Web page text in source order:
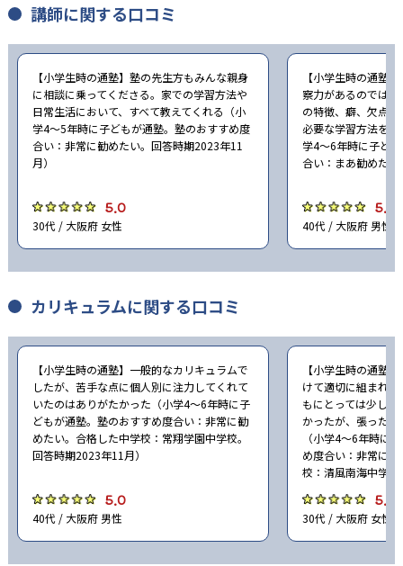
講師に関する口コミ
【小学生時の通塾】塾の先生方もみんな親身
に相談に乗ってくださる。家での学習方法や
日常生活において、すべて教えてくれる（小
学4〜5年時に子どもが通塾。塾のおすすめ度
合い：非常に勧めたい。回答時期2023年11
月）
5.0
30代 / 大阪府 女性
【小学生時の通塾
察力があるのでは
の特徴、癖、欠点
必要な学習方法を
学4〜6年時に子ど
合い：まあ勧めた
5.0
40代 / 大阪府 男性
カリキュラムに関する口コミ
【小学生時の通塾】一般的なカリキュラムで
したが、苦手な点に個人別に注力してくれて
いたのはありがたかった（小学4〜6年時に子
どもが通塾。塾のおすすめ度合い：非常に勧
めたい。合格した中学校：常翔学園中学校。
回答時期2023年11月）
5.0
40代 / 大阪府 男性
【小学生時の通塾
けて適切に組まれ
もにとっては少し
かったが、張った
（小学4〜6年時に
め度合い：非常に
校：清風南海中学
5.0
30代 / 大阪府 女性